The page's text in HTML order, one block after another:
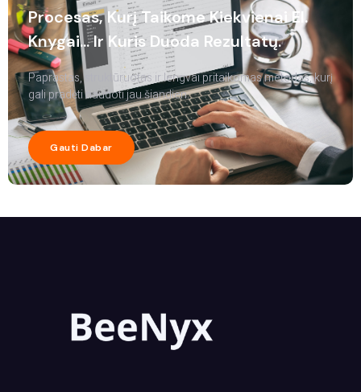
Procesas, Kurį Taikome Kiekvienai El.
Knygai... Ir Kuris Duoda Rezultatų.
Paprastas, struktūruotas ir lengvai pritaikomas metodas, kurį
gali pradėti naudoti jau šiandien.
Gauti Dabar